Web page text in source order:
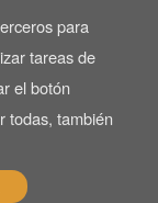
Las Imágenes de
para
tareas de
el botón
todas, también